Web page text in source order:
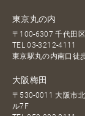
東京丸の内
〒100-6307 千代田
TEL03-3212-4111
東京駅丸の内南口徒
大阪梅田
〒530-0011 大阪市
ル7F